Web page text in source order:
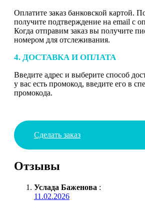
Оплатите заказ банковской картой.
получите подтверждение на email с
Когда отправим заказ вы получите
номером для отслеживания.
4. ДОСТАВКА И ОПЛАТА
Введите адрес и выберите способ
у вас есть промокод, введите его в
промокода.
Сделать заказ
Отзывы
Услада Баженова :
11.02.2026